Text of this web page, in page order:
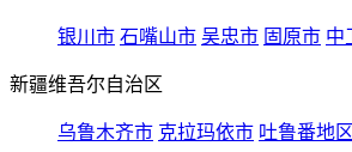
银川市 石嘴山市 吴忠市 固原市 中
新疆维吾尔自治区
乌鲁木齐市 克拉玛依市 吐鲁番地区